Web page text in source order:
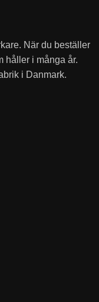
När du beställer
håller i många år.
i Danmark.